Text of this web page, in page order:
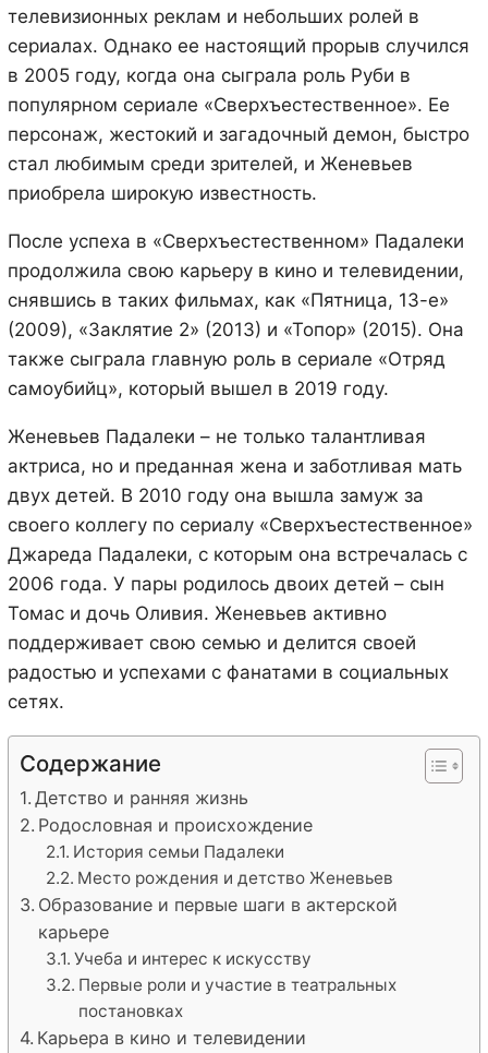
телевизионных реклам и небольших ролей в
сериалах. Однако ее настоящий прорыв случился
в 2005 году, когда она сыграла роль Руби в
популярном сериале «Сверхъестественное». Ее
персонаж, жестокий и загадочный демон, быстро
стал любимым среди зрителей, и Женевьев
приобрела широкую известность.
После успеха в «Сверхъестественном» Падалеки
продолжила свою карьеру в кино и телевидении,
снявшись в таких фильмах, как «Пятница, 13-е»
(2009), «Заклятие 2» (2013) и «Топор» (2015). Она
также сыграла главную роль в сериале «Отряд
самоубийц», который вышел в 2019 году.
Женевьев Падалеки – не только талантливая
актриса, но и преданная жена и заботливая мать
двух детей. В 2010 году она вышла замуж за
своего коллегу по сериалу «Сверхъестественное»
Джареда Падалеки, с которым она встречалась с
2006 года. У пары родилось двоих детей – сын
Томас и дочь Оливия. Женевьев активно
поддерживает свою семью и делится своей
радостью и успехами с фанатами в социальных
сетях.
Содержание
Детство и ранняя жизнь
Родословная и происхождение
История семьи Падалеки
Место рождения и детство Женевьев
Образование и первые шаги в актерской
карьере
Учеба и интерес к искусству
Первые роли и участие в театральных
постановках
Карьера в кино и телевидении